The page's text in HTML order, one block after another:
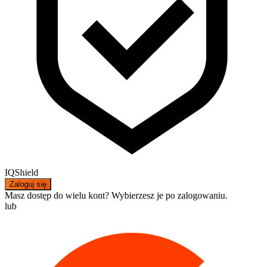
IQShield
Zaloguj się
Masz dostęp do wielu kont? Wybierzesz je po zalogowaniu.
lub